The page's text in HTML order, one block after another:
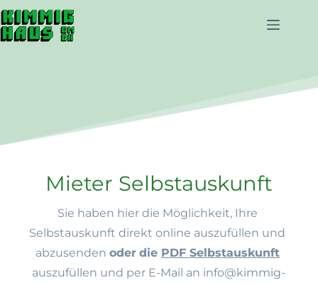
Inhalt
springen
Mieter Selbstauskunft
Sie haben hier die Möglichkeit, Ihre
Selbstauskunft direkt online auszufüllen und
abzusenden oder die PDF Selbstauskunft
auszufüllen und per E-Mail an info@kimmig-